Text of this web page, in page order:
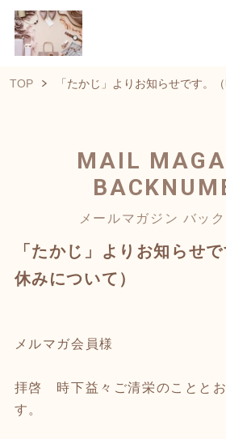
TOP 「たかじ」よりお知らせです。
MAIL
メールマガジン バッ
「たかじ」よりお知らせ
休みについて）
メルマガ会員様
拝啓 時下益々ご清栄のこととお
す。